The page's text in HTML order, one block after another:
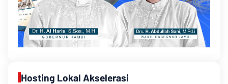
Hosting Lokal Akselerasi